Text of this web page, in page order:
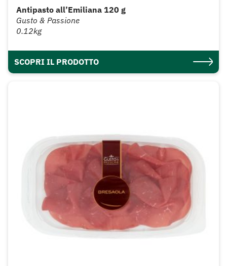
Antipasto all’Emiliana 120 g
Gusto & Passione
0.12kg
SCOPRI IL PRODOTTO